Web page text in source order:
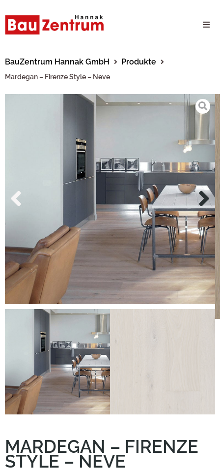
Unternehmen
Produkte
Karriere
Kundenservice
BauZentrum Hannak GmbH Produkte
Mardegan – Firenze Style – Neve
MARDEGAN – FIRENZE
STYLE – NEVE